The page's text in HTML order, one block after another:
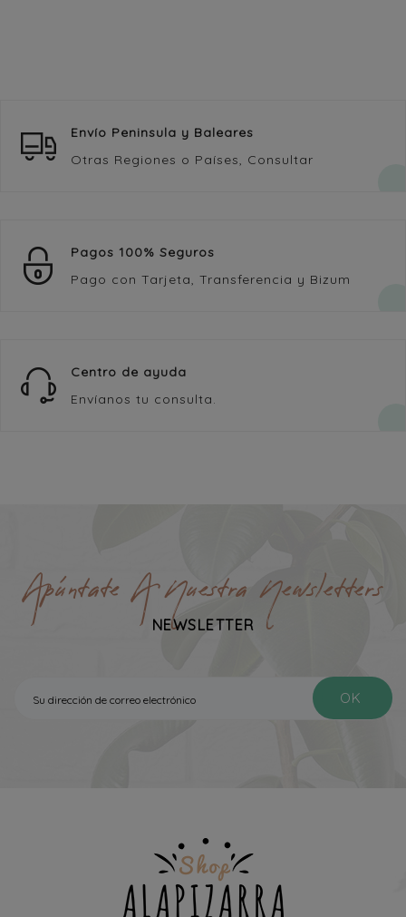
Envío Peninsula y Baleares
Otras Regiones o Países, Consultar
Pagos 100% Seguros
Pago con Tarjeta, Transferencia y Bizum
Centro de ayuda
Envíanos tu consulta.
Apúntate A Nuestra Newsletters
NEWSLETTER
OK